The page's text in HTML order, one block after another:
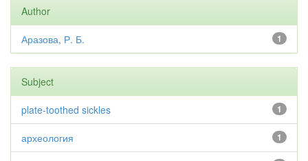
Author
1
Аразова, Р. Б.
Subject
1
plate-toothed sickles
1
археология